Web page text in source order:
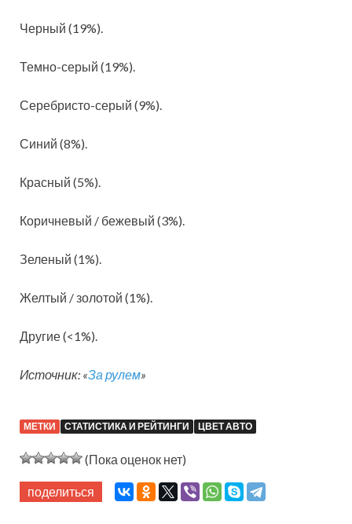
Черный (19%).
Темно-серый (19%).
Серебристо-серый (9%).
Синий (8%).
Красный (5%).
Коричневый / бежевый (3%).
Зеленый (1%).
Желтый / золотой (1%).
Другие (<1%).
Источник: «За рулем»
МЕТКИ СТАТИСТИКА И РЕЙТИНГИ ЦВЕТ АВТО
(Пока оценок нет)
поделиться